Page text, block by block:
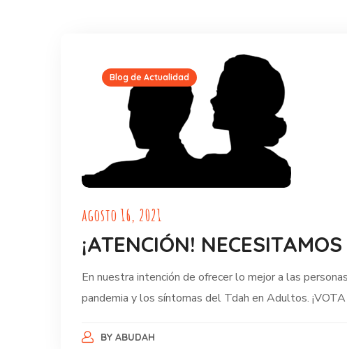
Blog de Actualidad
agosto 16, 2021
¡ATENCIÓN!
En nuestra intención de ofrecer lo mejor a las
pandemia y los síntomas del Tdah en Adultos. ¡VOTA
BY ABUDAH